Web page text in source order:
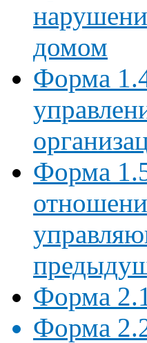
домом
Форма
Форма
Форма
Форма